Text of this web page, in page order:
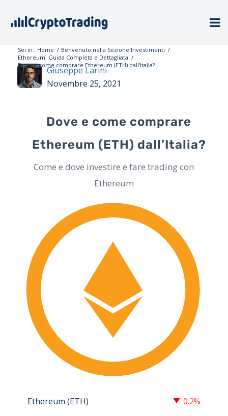
Sei in: Home / Benvenuto nella Sezione Investimenti /
Ethereum: Guida Completa e Dettagliata /
Dove e come comprare Ethereum (ETH) dall’Italia?
Giuseppe Larini
Novembre 25, 2021
Dove e come comprare
Ethereum (ETH) dall’Italia?
Come e dove investire e fare trading con
Ethereum
Ethereum (ETH) 0.2%